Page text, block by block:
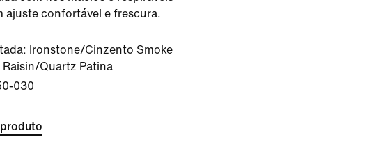
ajuste confortável e frescura.
Ironstone/Cinzento Smoke
Quartz Patina
030